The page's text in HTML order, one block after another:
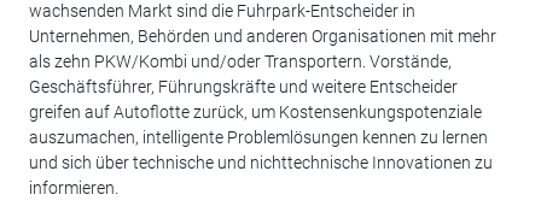
wachsenden Markt sind die Fuhrpark-Entscheider in
Unternehmen, Behörden und anderen Organisationen mit mehr
als zehn PKW/Kombi und/oder Transportern. Vorstände,
Geschäftsführer, Führungskräfte und weitere Entscheider
greifen auf Autoflotte zurück, um Kostensenkungspotenziale
auszumachen, intelligente Problemlösungen kennen zu lernen
und sich über technische und nichttechnische Innovationen zu
informieren.